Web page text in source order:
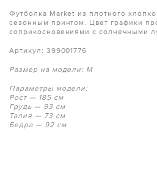
Футболка Market из плотного
сезонным принтом. Цвет графики
соприкосновениями с солнечными
Артикул: 399001776
Размер на модели: M
Параметры модели:
Рост — 185 см
Грудь — 93 см
Талия — 73 см
Бедра — 92 см